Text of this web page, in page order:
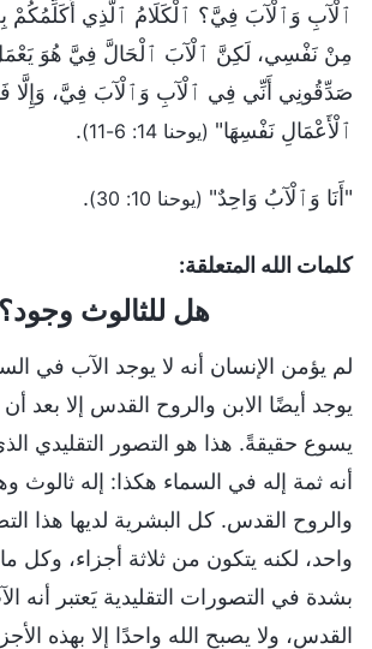
ٱلْآبِ وَٱلْآبَ فِيَّ؟ ٱلْكَلَامُ ٱلَّذِي أُكَلِّمُكُمْ
مِنْ نَفْسِي، لَكِنَّ ٱلْآبَ ٱلْحَالَّ فِيَّ هُوَ
صَدِّقُونِي أَنِّي فِي ٱلْآبِ وَٱلْآبَ فِيَّ،
ٱلْأَعْمَالِ نَفْسِهَا" (يوحنا 14: 6-11) .
"أَنَا وَٱلْآبُ وَاحِدٌ" (يوحنا 10: 30) .
كلمات الله المتعلقة:
هل للثالوث وجود؟
لم يؤمن الإنسان أنه لا يوجد الآب في
يوجد أيضًا الابن والروح القدس إلا بعد
يسوع حقيقةً. هذا هو التصور التقليدي
أنه ثمة إله في السماء هكذا: إله ثالوث
والروح القدس. كل البشرية لديها هذا
واحد، لكنه يتكون من ثلاثة أجزاء، وكل
بشدة في التصورات التقليدية يَعتبر أنه
القدس، ولا يصبح الله واحدًا إلا بهذه